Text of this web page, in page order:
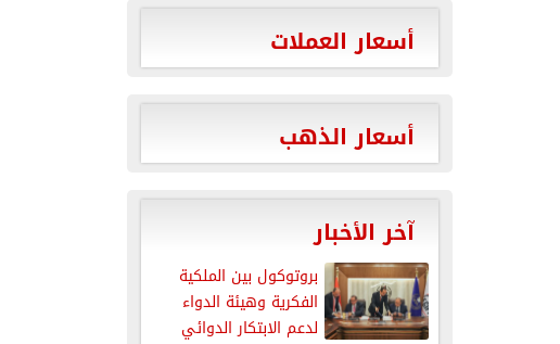
أسعار العملات
أسعار الذهب
آخر الأخبار
بروتوكول بين الملكية
الفكرية وهيئة الدواء
لدعم الابتكار الدوائي